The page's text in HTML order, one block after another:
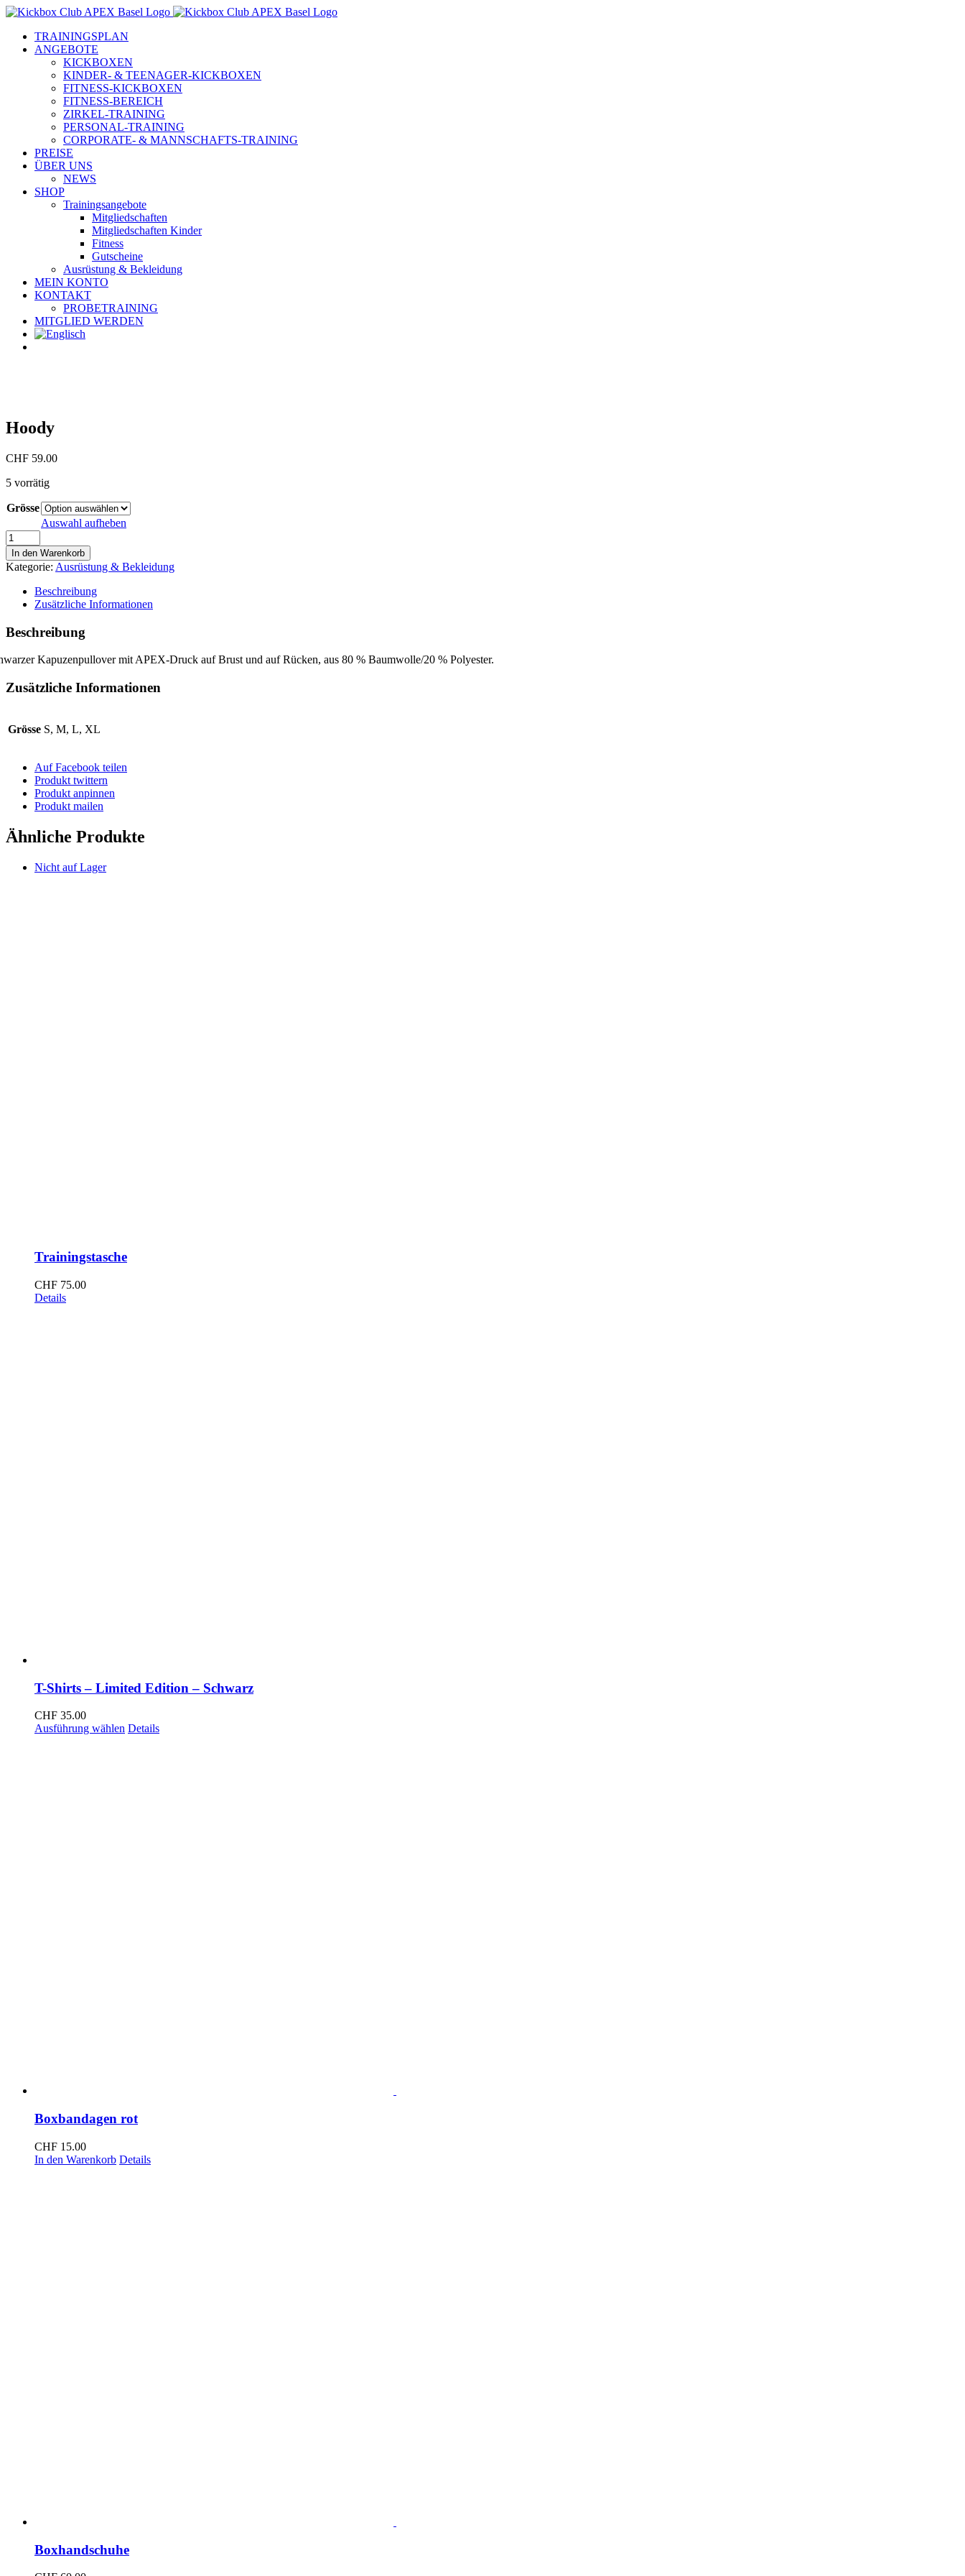
Zum
springenTRAININGSPLAN
ANGEBOTE
KICKBOXEN
KINDER- & TEENAGER-KICKBOXEN
FITNESS-KICKBOXEN
FITNESS-BEREICH
ZIRKEL-TRAINING
PERSONAL-TRAINING
CORPORATE- & MANNSCHAFTS-TRAINING
PREISE
ÜBER UNS
NEWS
SHOP
Trainingsangebote
Mitgliedschaften
Mitgliedschaften Kinder
Fitness
Gutscheine
Ausrüstung & Bekleidung
MEIN KONTO
KONTAKT
PROBETRAINING
MITGLIED WERDEN
Hoody
CHF 59.00
5 vorrätig
Grösse
Auswahl aufheben
Hoody
Menge
In den Warenkorb
Kategorie: Ausrüstung & Bekleidung
Beschreibung
Zusätzliche Informationen
Beschreibung
Kapuzenpullover mit APEX-Druck auf Brust und auf Rücken, aus 80 % Baumwolle/20 % Polyester.
Zusätzliche Informationen
Grösse S, M, L, XL
Auf Facebook teilen
Produkt twittern
Produkt anpinnen
Produkt mailen
Ähnliche Produkte
Nicht auf Lager
Trainingstasche
CHF 75.00
Details
T-Shirts – Limited Edition – Schwarz
CHF 35.00
Ausführung wählen Dieses
Details
Boxbandagen rot
CHF 15.00
In den Warenkorb Details
Boxhandschuhe